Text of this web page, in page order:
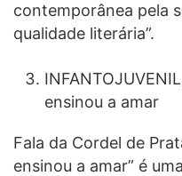
contemporânea pela
qualidade literária”.
ensinou a amar
Fala da Cordel de
ensinou a amar” é